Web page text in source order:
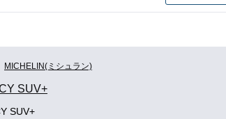
MICHELIN(ミシュラン)
SUV+
SUV+